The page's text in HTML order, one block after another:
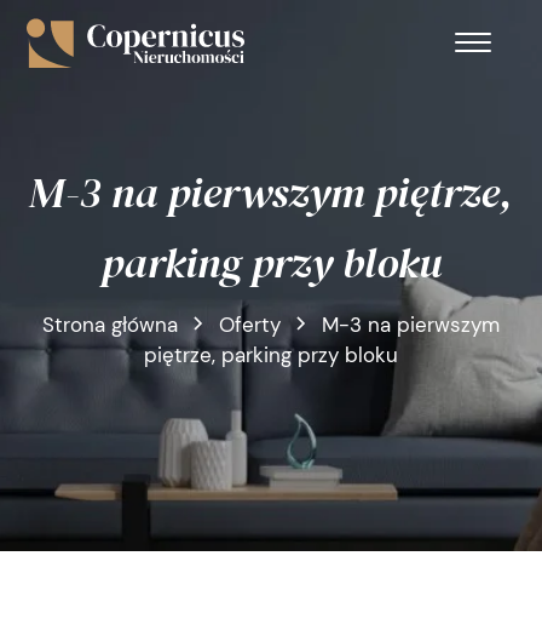
M-3 na pierwszym piętrze,
parking przy bloku
Strona główna Oferty
M-3 na pierwszym
piętrze, parking przy bloku